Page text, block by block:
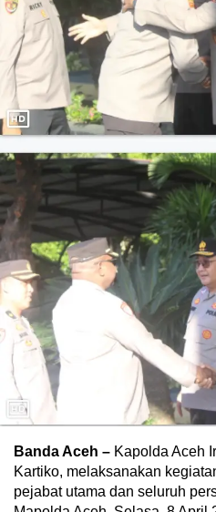
Banda Aceh – Kapolda Aceh
Kartiko, melaksanakan
pejabat utama dan seluruh